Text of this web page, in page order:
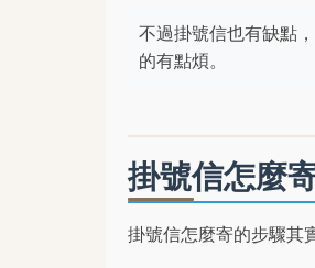
不過掛號信也有缺點
的有點煩。
掛號信怎麼
掛號信怎麼寄的步驟其